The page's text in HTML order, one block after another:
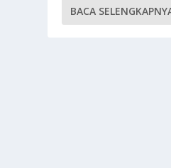
BACA